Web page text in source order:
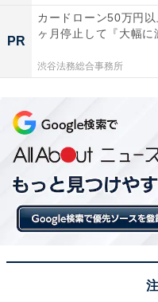
PR
カードローン50万円
ヶ月停止して『大幅に
渋谷法務総合事務所